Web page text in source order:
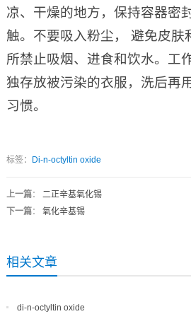
凉、干燥的地方，保持容器密
触。不要吸入粉尘， 避免皮肤
所禁止吸烟、进食和饮水。工
独存放被污染的衣服，洗后再
习惯。
标签： Di-n-octyltin oxide
上一篇： 二正辛基氧化锡
下一篇： 氧化辛基锡
相关文章
di-n-octyltin oxide